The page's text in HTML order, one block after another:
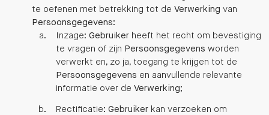
te oefenen met betrekking tot de Verwerking van
Persoonsgegevens:
Inzage: Gebruiker heeft het recht om bevestiging
te vragen of zijn Persoonsgegevens worden
verwerkt en, zo ja, toegang te krijgen tot de
Persoonsgegevens en aanvullende relevante
informatie over de Verwerking;
Rectificatie: Gebruiker kan verzoeken om